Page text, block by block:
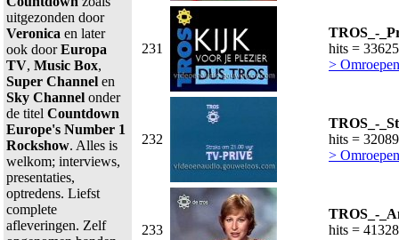
uitgezonden door
Veronica en later
ook doorEuropa
TV, Music Box,
Super Channel en
Sky Channel onder
de titel Countdown
Europe's Number 1
Rockshow. Alles is
welkom; interviews,
presentaties,
optredens. Liefst
complete
afleveringen. Zelf
231
TROS_-
hits = 33625
>
232
TROS_-
hits = 32089
>
233
TROS_-
hits = 41328